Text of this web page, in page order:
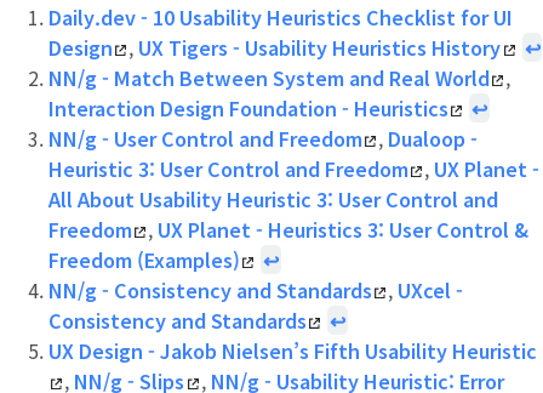
Daily.dev - 10 Usability Heuristics Checklist for UI
Design
, UX Tigers - Usability Heuristics History
↩
NN/g - Match Between System and Real World ,
Interaction Design Foundation - Heuristics
↩
NN/g - User Control and Freedom , Dualoop -
Heuristic 3: User Control and Freedom , UX Planet -
All About Usability Heuristic 3: User Control and
Freedom , UX Planet - Heuristics 3: User Control &
Freedom (Examples)
↩
NN/g - Consistency and Standards
, UXcel -
Consistency and Standards
↩
UX Design - Jakob Nielsen’s Fifth Usability Heuristic
, NN/g - Slips , NN/g - Usability Heuristic: Error